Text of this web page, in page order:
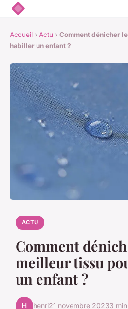
Accueil › Actu › Comment dénicher
habiller un enfant ?
ACTU
Comment
meilleur tissu
un enfant ?
H henri21 novembre 20233